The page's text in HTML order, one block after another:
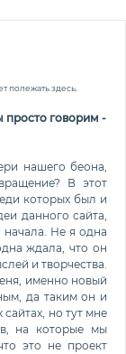
полежать здесь.
просто говорим -
нашего беона,
В этот
которых был и
данного сайта,
начала. Не я одна
ждала, что он
и творчества.
именно новый
да таким он и
но тут мне
на которые мы
это не проект